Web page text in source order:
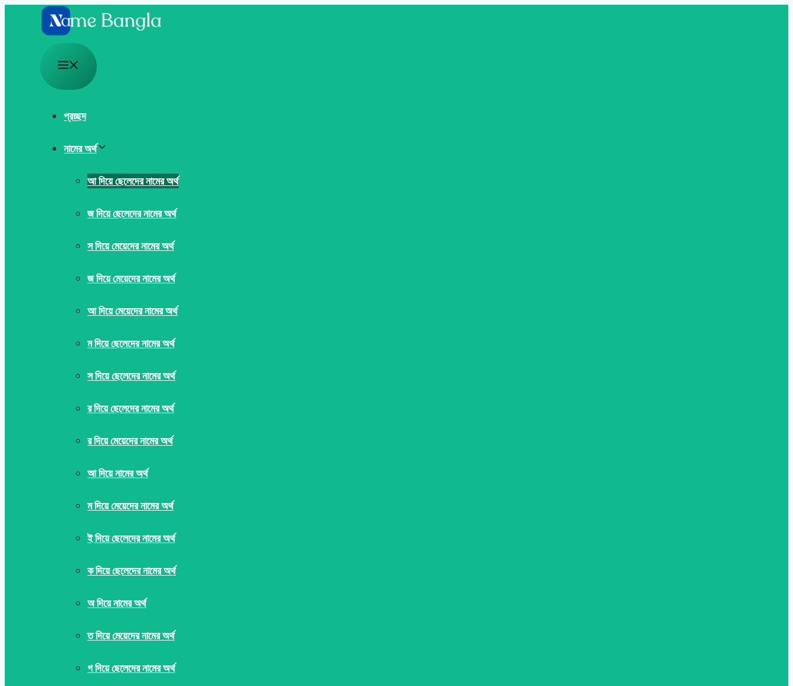
Menu
প্রচ্ছদ
নামের অর্থ
আ দিয়ে ছেলেদের নামের অর্থ
জ দিয়ে ছেলেদের নামের অর্থ
স দিয়ে মেয়েদের নামের অর্থ
জ দিয়ে মেয়েদের নামের অর্থ
আ দিয়ে মেয়েদের নামের অর্থ
ম দিয়ে ছেলেদের নামের অর্থ
স দিয়ে ছেলেদের নামের অর্থ
র দিয়ে ছেলেদের নামের অর্থ
র দিয়ে মেয়েদের নামের অর্থ
আ দিয়ে নামের অর্থ
ম দিয়ে মেয়েদের নামের অর্থ
ই দিয়ে ছেলেদের নামের অর্থ
ক দিয়ে ছেলেদের নামের অর্থ
অ দিয়ে নামের অর্থ
ত দিয়ে মেয়েদের নামের অর্থ
গ দিয়ে ছেলেদের নামের অর্থ